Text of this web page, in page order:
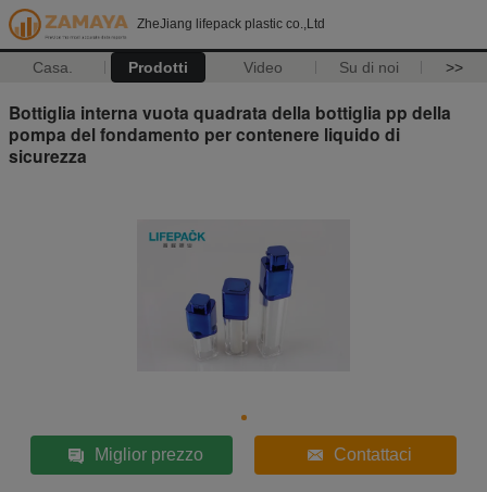
ZheJiang lifepack plastic co.,Ltd
Casa. Prodotti Video Su di noi >>
Bottiglia interna vuota quadrata della bottiglia pp della
pompa del fondamento per contenere liquido di
sicurezza
Miglior prezzo Contattaci